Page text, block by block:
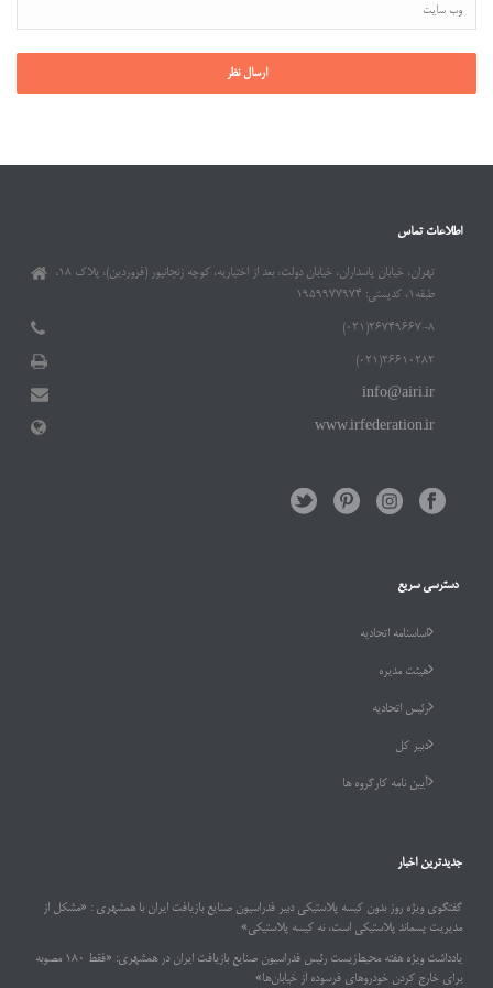
اطلاعات تماس
تهران، خیابان پاسداران، خیابان دولت، بعد از اختیاریه، کوچه زنجانپور (فروردین)، پلاک ۱۸،
طبقه۱، کدپستی: ۱۹۵۹۹۷۷۹۷۴
۲۶۷۴۹۶۶۷-۸(۰۲۱)
۲۶۶۱۰۲۸۲(۰۲۱)
info@airi.ir
www.irfederation.ir
دسترسی سریع
اساسنامه اتحادیه
هیئت مدیره
رئیس اتحادیه
دبیر کل
آیین نامه کارگروه ها
جدیدترین اخبار
گفتگوی ویژه روز بدون کیسه پلاستیکی دبیر فدراسیون صنایع بازیافت ایران با همشهری : «مشکل از
مدیریت پسماند پلاستیکی است، نه کیسه پلاستیکی»
یادداشت ویژه هفته محیط‌زیست رئیس فدراسیون صنایع بازیافت ایران در همشهری: «فقط ۱۸۰ مصوبه
برای خارج کردن خودروهای فرسوده از خیابان‌ها»